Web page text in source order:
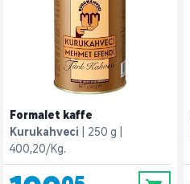
Formalet kaffe
Kurukahveci
250 g
400,20/Kg.